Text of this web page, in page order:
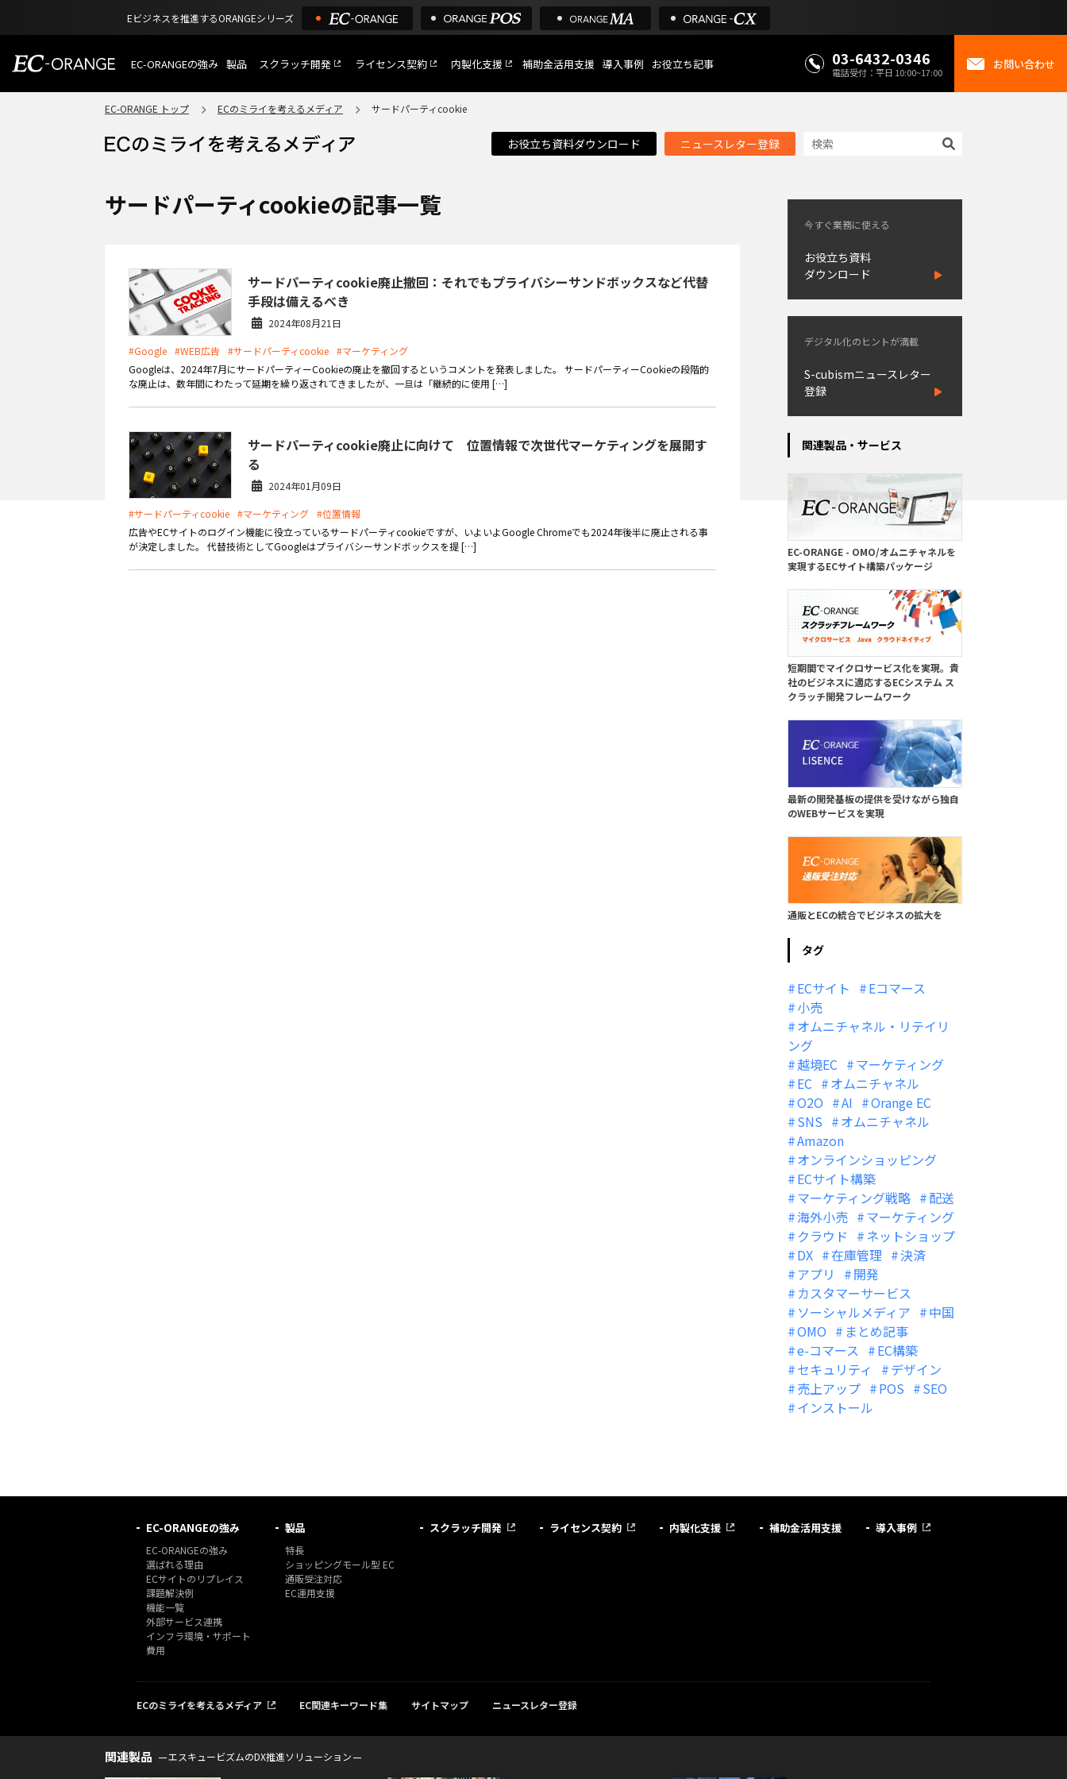
Eビジネスを推進するORANGEシリーズ
EC-ORANGEの強み
選ばれる理由
ECサイトのリプレイス
機能一覧
外部サービス連携
インフラ環境・サポート
製品
特長
ショッピングモール型 EC
通販受注対応
ECと通販の連動を可能に
スクラッチ開発 ライセンス契約 内製化支援 補助金活用支援 導入事例 お役立ち記事 03-6432-0346
電話受付：平日 10:00~17:00
お問い合わせ
EC-ORANGE トップ ECのミライを考えるメディア サードパーティcookie
お役立ち資料ダウンロード ニュースレター登録
サードパーティcookieの記事一覧
サードパーティcookie廃止撤回：それでもプライバシーサンドボックスなど代替
手段は備えるべき
2024年08月21日
#Google #WEB広告 #サードパーティcookie #マーケティング
Googleは、2024年7月にサードパーティーCookieの廃止を撤回するというコメントを発表しました。 サードパーティーCookieの段階的
な廃止は、数年間にわたって延期を繰り返されてきましたが、一旦は「継続的に使用 […]
サードパーティcookie廃止に向けて 位置情報で次世代マーケティングを展開す
る
2024年01月09日
#サードパーティcookie #マーケティング #位置情報
広告やECサイトのログイン機能に役立っているサードパーティcookieですが、いよいよGoogle Chromeでも2024年後半に廃止される事
が決定しました。 代替技術としてGoogleはプライバシーサンドボックスを提 […]
今すぐ業務に使える
お役立ち資料
ダウンロード
デジタル化のヒントが満載
S-cubismニュースレター
登録
関連製品・サービス
EC-ORANGE - OMO/オムニチャネルを
実現するECサイト構築パッケージ
短期間でマイクロサービス化を実現。貴
社のビジネスに適応するECシステム ス
クラッチ開発フレームワーク
最新の開発基板の提供を受けながら独自
のWEBサービスを実現
通販とECの統合でビジネスの拡大を
タグ
ECサイト
Eコマース
小売
オムニチャネル・リテイリ
ング
越境EC
マーケティング
EC
オムニチャネル
O2O
AI
Orange EC
SNS
オムニチャネル
Amazon
オンラインショッピング
ECサイト構築
マーケティング戦略
配送
海外小売
マーケティング
クラウド
ネットショップ
DX
在庫管理
決済
アプリ
開発
カスタマーサービス
ソーシャルメディア
中国
OMO
まとめ記事
e-コマース
EC構築
セキュリティ
デザイン
売上アップ
POS
SEO
インストール
EC-ORANGEの強み
EC-ORANGEの強み
選ばれる理由
ECサイトのリプレイス
課題解決例
機能一覧
外部サービス連携
インフラ環境・サポート
費用
製品
特長
ショッピングモール型 EC
通販受注対応
EC運用支援
スクラッチ開発 ライセンス契約 内製化支援 補助金活用支援 導入事例
ECのミライを考えるメディア EC関連キーワード集 サイトマップ ニュースレター登録
関連製品 エスキュービズムのDX推進ソリューション